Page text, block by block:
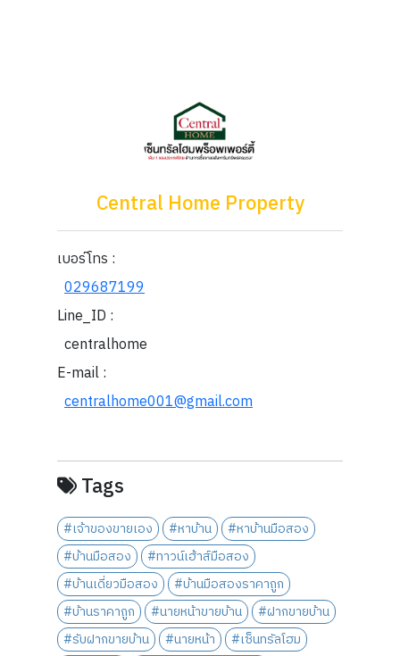
Central Home Property
เบอร์โทร :
029687199
Line_ID :
centralhome
E-mail :
centralhome001@gmail.com
Tags
#เจ้าของขายเอง #หาบ้าน
#หาบ้านมือสอง
#บ้านมือสอง
#ทาวน์เฮ้าส์มือสอง
#บ้านเดี่ยวมือสอง
#บ้านมือสองราคาถูก
#บ้านราคาถูก
#นายหน้าขายบ้าน
#ฝากขายบ้าน
#รับฝากขายบ้าน
#นายหน้า #เซ็นทรัลโฮม